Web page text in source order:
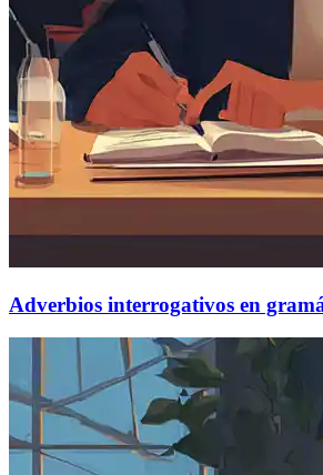
Adverbios interrogativos en